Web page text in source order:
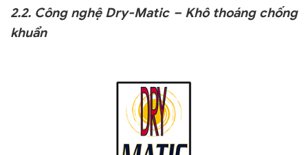
2.2. Công nghệ Dry-Matic – Khô thoáng chống
khuẩn